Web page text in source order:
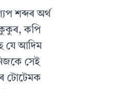
শব্দৰ অৰ্থ
কুকুৰ, কপি
যে আদিম
সেই
টোটেমক